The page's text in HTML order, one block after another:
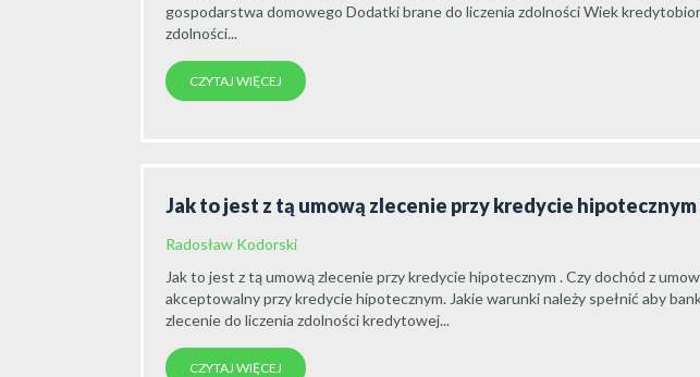
gospodarstwa domowego Dodatki brane do liczenia zdolności Wiek
zdolności...
CZYTAJ WIĘCEJ
Jak to jest z tą umową zlecenie przy kredycie hipotecznym
Radosław Kodorski
Jak to jest z tą umową zlecenie przy kredycie hipotecznym . Czy dochód z
akceptowalny przy kredycie hipotecznym. Jakie warunki należy spełnić aby
zlecenie do liczenia zdolności kredytowej...
CZYTAJ WIĘCEJ